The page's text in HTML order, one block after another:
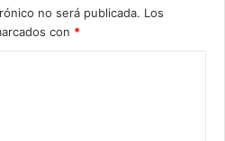
no será publicada. Los
con *